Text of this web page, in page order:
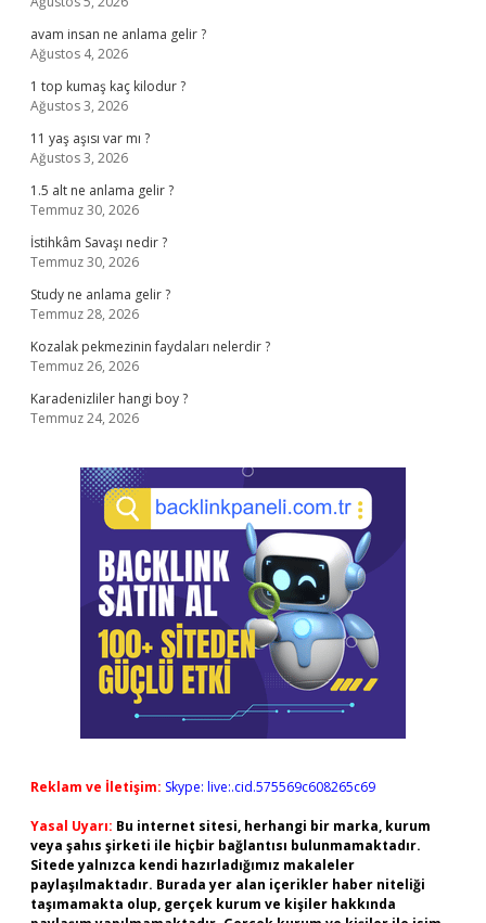
avam insan ne anlama gelir ?
Ağustos 4, 2026
1 top kumaş kaç kilodur ?
Ağustos 3, 2026
11 yaş aşısı var mı ?
Ağustos 3, 2026
1.5 alt ne anlama gelir ?
Temmuz 30, 2026
İstihkâm Savaşı nedir ?
Temmuz 30, 2026
Study ne anlama gelir ?
Temmuz 28, 2026
Kozalak pekmezinin faydaları nelerdir ?
Temmuz 26, 2026
Karadenizliler hangi boy ?
Temmuz 24, 2026
Reklam ve İletişim: Skype: live:.cid.575569c608265c69
Yasal Uyarı: Bu internet sitesi, herhangi bir marka, kurum
veya şahıs şirketi ile hiçbir bağlantısı bulunmamaktadır.
Sitede yalnızca kendi hazırladığımız makaleler
paylaşılmaktadır. Burada yer alan içerikler haber niteliği
taşımamakta olup, gerçek kurum ve kişiler hakkında